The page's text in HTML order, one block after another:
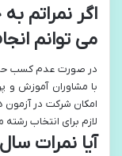
اگر نمراتم
می توانم
در صورت عدم کسب
با مشاوران آموزش و
امکان شرکت در آزمون
لازم برای انتخاب
آیا نمرات